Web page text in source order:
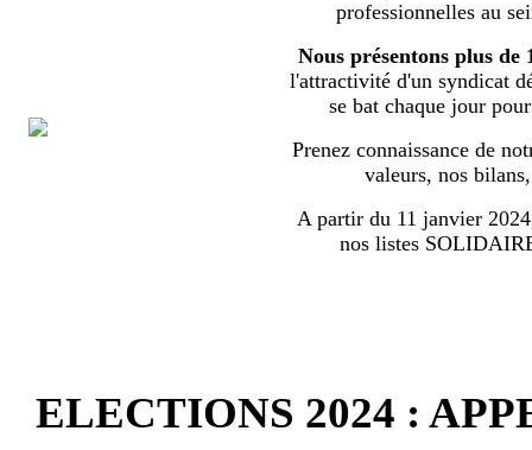
professionnelles au
Nous présentons plus de
l'attractivité d'un syndicat
se bat chaque jour
Prenez connaissance de
valeurs, nos
A partir du 11 janvier
nos listes
ELECTIONS 2024 :